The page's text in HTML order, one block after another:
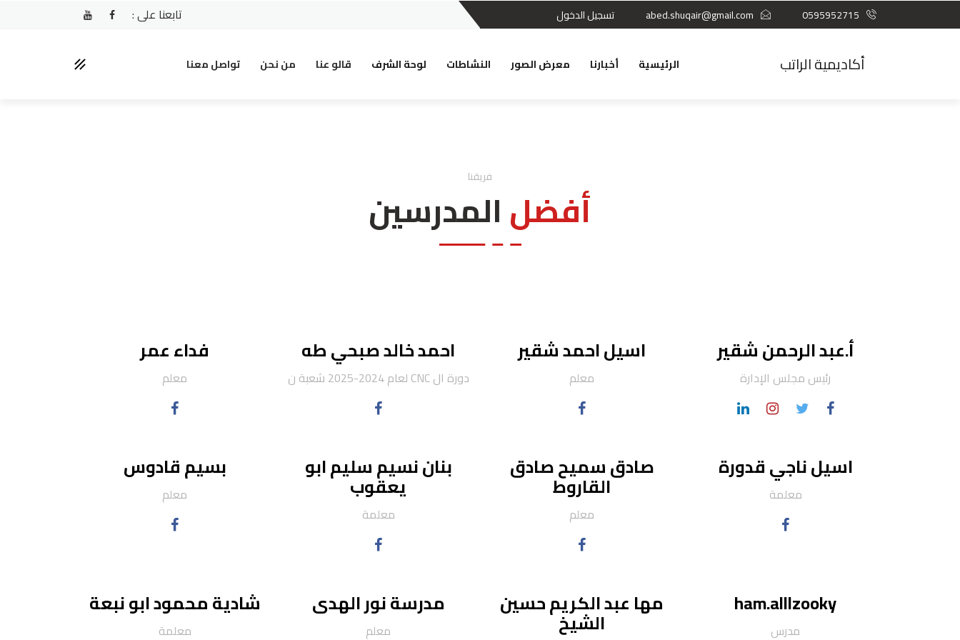
abed.shuqair@gmail.com 0595952715 تسجيل الدخول تابعنا على :
أكاديمية الراتب الرئيسية أخبارنا معرض الصور النشاطات لوحة الشرف قالو عنا من نحن تواصل معنا
فريقنا
أفضلالمدرسين
أ.عبد الرحمن شقير
رئيس مجلس اﻹدارة
اسيل احمد شقير
معلم
احمد خالد صبحي طه
دورة ال CNC لعام 2024-2025 شعبة ن
فداء عمر
معلم
اسيل ناجي قدورة
معلمة
صادق سميح صادق
القاروط
معلم
بنان نسيم سليم ابو
يعقوب
معلمة
بسيم قادوس
معلم
ham.alllzooky
مدرس
مها عبد الكريم حسين
الشيخ
مدرسة نور الهدى
معلم
شادية محمود ابو نبعة
معلمة